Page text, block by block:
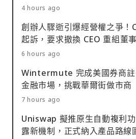
4 hours ago
創辦人驟逝引爆經營權之爭
起訴，要求撤換 CEO 重組董
6 hours ago
Wintermute 完成美國券商註
金融市場，挑戰華爾街做市商
7 hours ago
Uniswap 擬推原生自動複利
露新機制，正式納入產品路線